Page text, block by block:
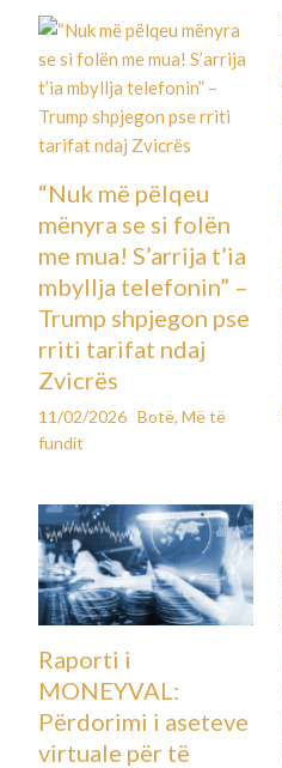
“Nuk më pëlqeu
mënyra se si folën
me mua! S’arrija t’ia
mbyllja telefonin” –
Trump shpjegon pse
rriti tarifat ndaj
Zvicrës
11/02/2026 Botë,Më të
fundit
Raporti i
MONEYVAL:
Përdorimi i aseteve
virtuale për të